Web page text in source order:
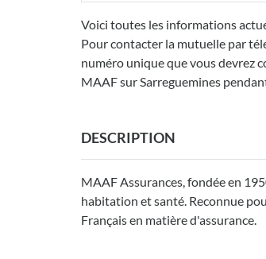
Voici toutes les informations
Pour contacter la mutuelle par
numéro unique que vous devrez
MAAF sur Sarreguemines
DESCRIPTION
MAAF Assurances, fondée en
habitation et santé. Reconnue
Français en matière d'assurance.